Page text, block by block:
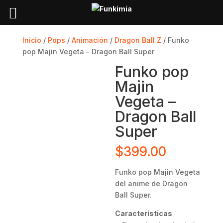
Inicio / Pops / Animación / Dragon Ball Z / Funko
pop Majin Vegeta – Dragon Ball Super
Funko pop
Majin
Vegeta –
Dragon Ball
Super
$399.00
Funko pop Majin Vegeta
del anime de Dragon
Ball Super.
Características